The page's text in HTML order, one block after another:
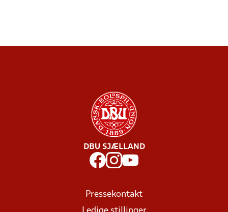
DBU SJÆLLAND
Pressekontakt